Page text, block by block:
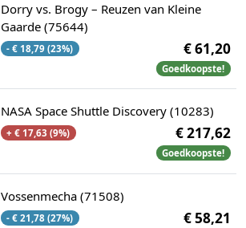
Dorry vs. Brogy – Reuzen van Kleine
Gaarde (75644)
- € 18,79 (23%) € 61,20
Goedkoopste!
NASA Space Shuttle Discovery (10283)
+ € 17,63 (9%) € 217,62
Goedkoopste!
Vossenmecha (71508)
- € 21,78 (27%) € 58,21